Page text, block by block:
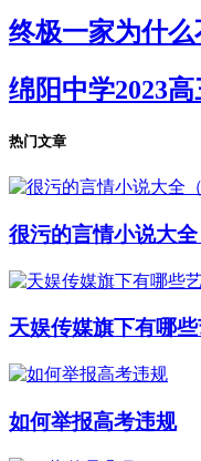
终极一家为什么
绵阳中学2023
热门文章
很污的言情小说大全
天娱传媒旗下有哪
如何举报高考违规